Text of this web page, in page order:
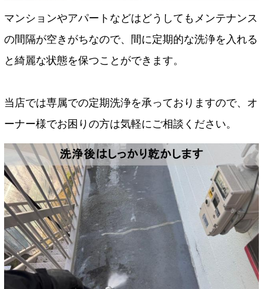
マンションやアパートなどはどうしてもメンテナンス
の間隔が空きがちなので、間に定期的な洗浄を入れる
と綺麗な状態を保つことができます。
当店では専属での定期洗浄を承っておりますので、オ
ーナー様でお困りの方は気軽にご相談ください。